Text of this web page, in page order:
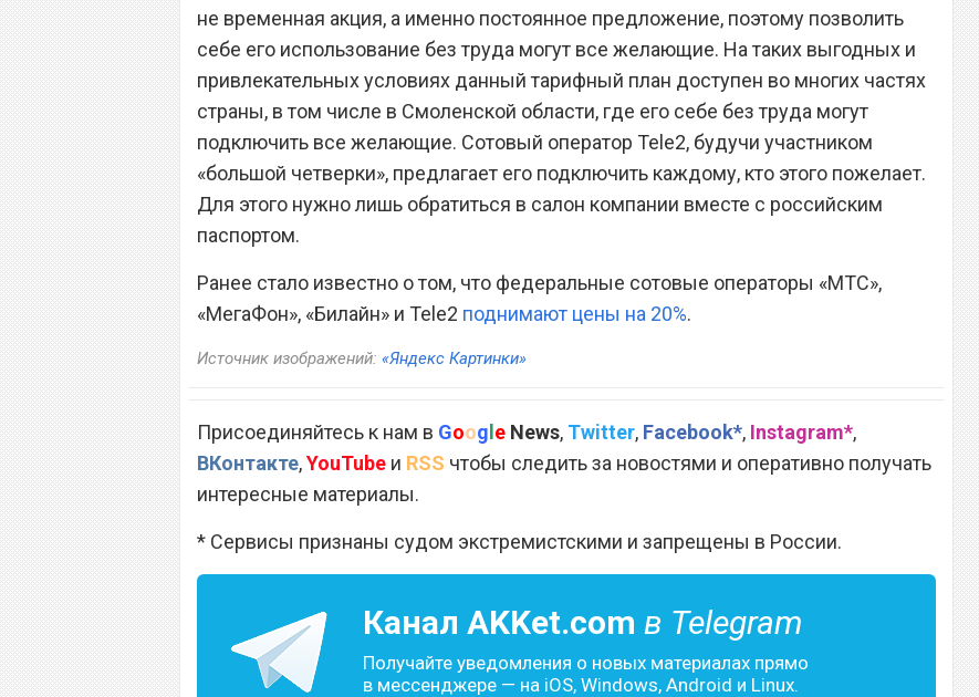
не временная акция, а именно постоянное предложение, поэтому позволить
себе его использование без труда могут все желающие. На таких выгодных и
привлекательных условиях данный тарифный план доступен во многих частях
страны, в том числе в Смоленской области, где его себе без труда могут
подключить все желающие. Сотовый оператор Tele2, будучи участником
«большой четверки», предлагает его подключить каждому, кто этого пожелает.
Для этого нужно лишь обратиться в салон компании вместе с российским
паспортом.
Ранее стало известно о том, что федеральные сотовые операторы «МТС»,
«МегаФон», «Билайн» и Tele2 поднимают цены на 20%.
Источник изображений: «Яндекс Картинки»
Присоединяйтесь к нам в Google News, Twitter, Facebook*, Instagram*,
ВКонтакте,YouTube и RSS чтобы следить за новостями и оперативно получать
интересные материалы.
* Сервисы признаны судом экстремистскими и запрещены в России.
Канал AKKet.com в Telegram
Получайте уведомления о новых материалах прямо
в мессенджере — на iOS, Windows, Android и Linux.